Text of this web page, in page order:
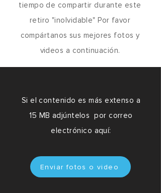
tiempo de compartir durante este
retiro "inolvidable" Por favor
compártanos sus mejores fotos y
videos a continuación.
Si el contenido es más extenso a
15 MB adjúntelos por correo
electrónico aquí:
Enviar fotos o video